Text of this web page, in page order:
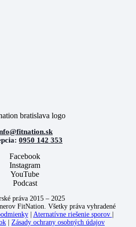
0950 142 353
Facebook
Instagram
YouTube
Podcast
práva 2015 – 2025
FitNation. Všetky práva vyhradené
| Aternatívne riešenie sporov
Zásady ochrany osobných údajov